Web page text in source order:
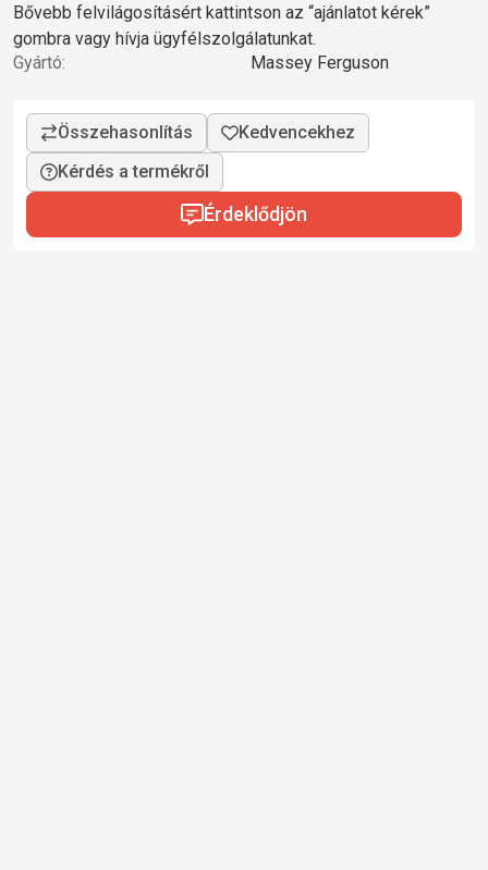
Bővebb felvilágosításért kattintson az “ajánlatot kérek”
gombra vagy hívja ügyfélszolgálatunkat.
Gyártó:
Massey Ferguson
Kérdés a termékről
Érdeklődjön